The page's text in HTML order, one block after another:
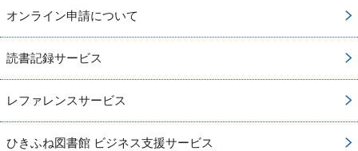
オンライン申請について
読書記録サービス
レファレンスサービス
ひきふね図書館 ビジネス支援サービス